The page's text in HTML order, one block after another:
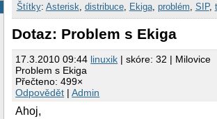
Štítky: Asterisk distribuce, Ekiga, problém SIP,
Dotaz: Problem s Ekiga
17.3.2010 09:44 linuxik | skóre: 32 | Milovice
Problem s Ekiga
Přečteno: 499×
Odpovědět |Admin
Ahoj,